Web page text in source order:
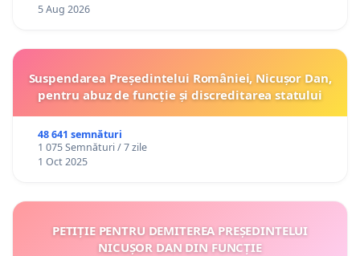
5 Aug 2026
Suspendarea Președintelui României, Nicușor Dan,
pentru abuz de funcție și discreditarea statului
48 641 semnături
1 075 Semnături / 7 zile
1 Oct 2025
PETIȚIE PENTRU DEMITEREA PREȘEDINTELUI
NICUȘOR DAN DIN FUNCȚIE